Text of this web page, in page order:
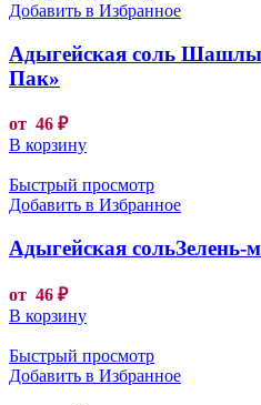
Добавить в Избранное
Адыгейская соль
Пак»
от 46 ₽
В корзину
Быстрый просмотр
Добавить в Избранное
Адыгейская сольЗелень-
от 46 ₽
В корзину
Быстрый просмотр
Добавить в Избранное